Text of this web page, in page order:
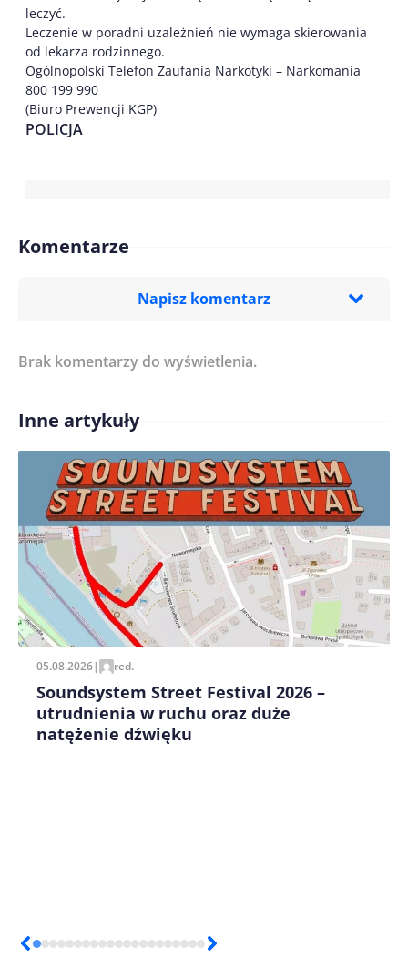
leczyć.
Leczenie w poradni uzależnień nie wymaga skierowania
od lekarza rodzinnego.
Ogólnopolski Telefon Zaufania Narkotyki – Narkomania
800 199 990
(Biuro Prewencji KGP)
POLICJA
Komentarze
Napisz komentarz
Treść komentarza*
Imię/ Nick*
Zapamiętaj moje dane w tej przeglądarce podczas
pisania kolejnych komentarzy.
Brak komentarzy do wyświetlenia.
Inne artykuły
05.08.2026| red.
Soundsystem Street Festival 2026 –
utrudnienia w ruchu oraz duże
natężenie dźwięku